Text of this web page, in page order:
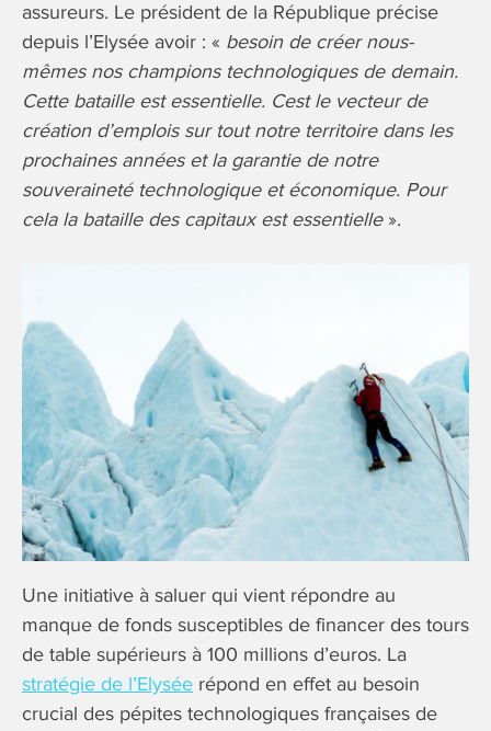
assureurs. Le président de la République précise
depuis l’Elysée avoir : « besoin de créer nous-
mêmes nos champions technologiques de demain.
Cette bataille est essentielle. Cest le vecteur de
création d’emplois sur tout notre territoire dans les
prochaines années et la garantie de notre
souveraineté technologique et économique. Pour
cela la bataille des capitaux est essentielle ».
Une initiative à saluer qui vient répondre au
manque de fonds susceptibles de financer des tours
de table supérieurs à 100 millions d’euros. La
stratégie de l’Elysée répond en effet au besoin
crucial des pépites technologiques françaises de